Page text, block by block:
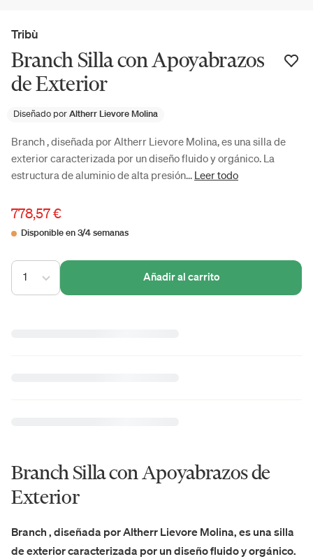
Tribù
Branch Silla con Apoyabrazos
de Exterior
Diseñado porAltherr Lievore Molina
Branch , diseñada por Altherr Lievore Molina, es una silla de
exterior caracterizada por un diseño fluido y orgánico. La
estructura de aluminio de alta presión... Leer todo
778,57 €
Disponible en 3/4 semanas
1 Añadir al carrito
Branch Silla con Apoyabrazos de
Exterior
Branch , diseñada por Altherr Lievore Molina, es una silla
de exterior caracterizada por un diseño fluido y orgánico.